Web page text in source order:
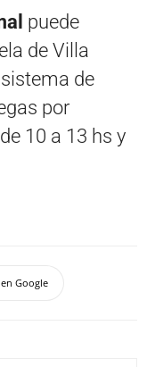
puede
de Villa
de
por
10 a 13 hs y
Google